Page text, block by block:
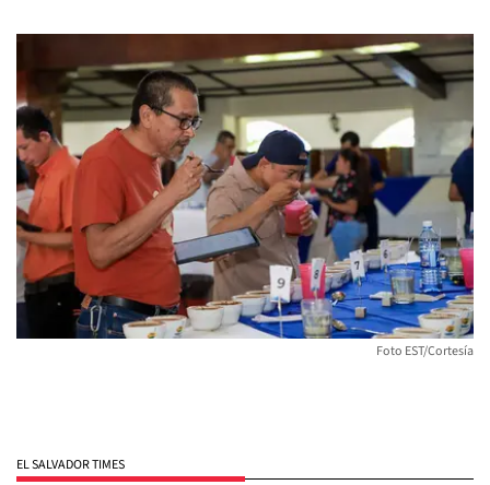
Foto EST/Cortesía
EL SALVADOR TIMES